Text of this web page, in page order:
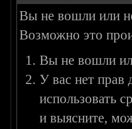
Вы не вошли или
Возможно это
Вы не вошли
У вас нет прав
использовать
и выясните,